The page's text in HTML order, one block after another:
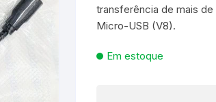
e
– Boneca etc
para Bebês e
ao Ar Livre
Ferramentas e
transferência de mais
Micro-USB (V8).
Em estoque